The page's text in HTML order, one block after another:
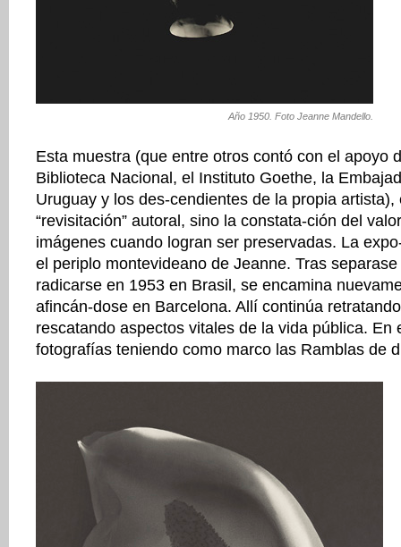
Año 1950. Foto Jeanne Mandello.
Esta muestra (que entre otros contó con el apoyo
Biblioteca Nacional, el Instituto Goethe, la
Uruguay y los des-cendientes de la propia artista),
“revisitación” autoral, sino la constata-ción del
imágenes cuando logran ser preservadas. La
el periplo montevideano de Jeanne. Tras
radicarse en 1953 en Brasil, se encamina
afincán-dose en Barcelona. Allí continúa
rescatando aspectos vitales de la vida pública. En
fotografías teniendo como marco las Ramblas de